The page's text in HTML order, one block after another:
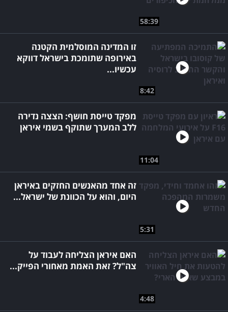
58:39
8:42
זו המדינה המוסלמית הקטנה
באירופה שתומכת בישראל דווקא
עכשיו...
11:04
מפקד טייסת חושף: הצצה נדירה
ללב המערך שתוקף בשמי איראן
5:31
זה אחד מהאנשים החזקים באיראן
היום, והוא על הכוונת של ישראל...
4:48
האם איראן הצליחה לעבוד על
צה"ל? זאת האמת מאחורי הפייק...